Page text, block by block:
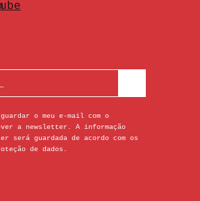
o meu e-mail com o
a newsletter. A informação
será guardada de acordo com os
de dados.